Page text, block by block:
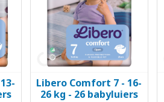
Snel bekijken
Libero Comfort 7 - 16-
26 kg - 26 babyluiers